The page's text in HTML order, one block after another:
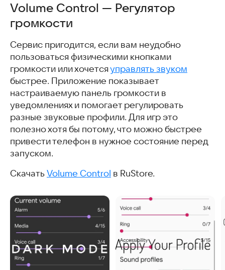
Volume Control — Регулятор
громкости
Сервис пригодится, если вам неудобно
пользоваться физическими кнопками
громкости или хочетсяуправлять звуком
быстрее. Приложение показывает
настраиваемую панель громкости в
уведомлениях и помогает регулировать
разные звуковые профили. Для игр это
полезно хотя бы потому, что можно быстрее
привести телефон в нужное состояние перед
запуском.
Скачать Volume Control в RuStore.